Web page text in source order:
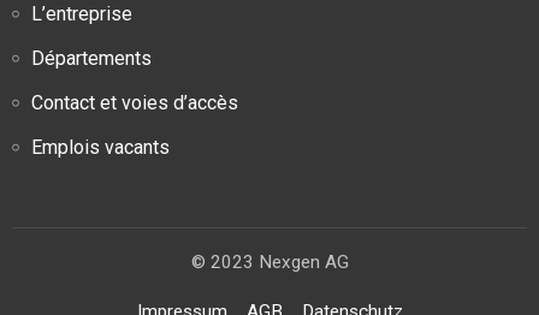
L’entreprise
Départements
Contact et voies d’accès
Emplois vacants
© 2023 Nexgen AG